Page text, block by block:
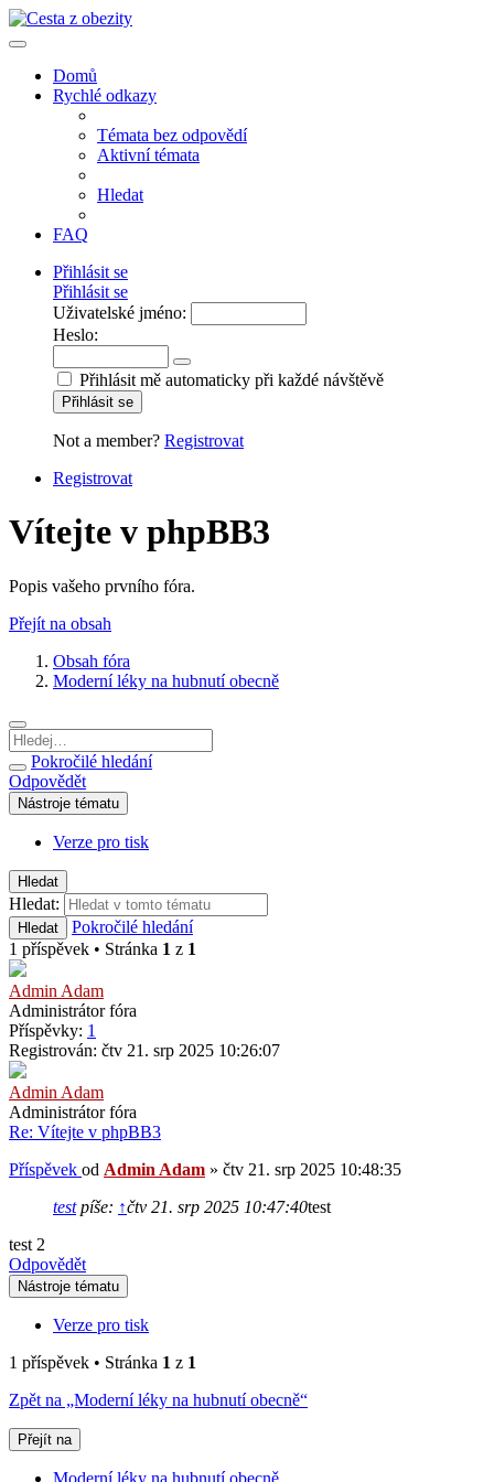
Domů
Rychlé odkazy
Témata bez odpovědí
Aktivní témata
Hledat
FAQ
Přihlásit se
Přihlásit se
Uživatelské jméno:
Heslo:
Přihlásit mě automaticky při každé návštěvě
Přihlásit se
Not a member? Registrovat
Registrovat
Vítejte v phpBB3
Popis vašeho prvního fóra.
Přejít na obsah
Obsah fóra
Moderní léky na hubnutí obecně
Pokročilé hledání
Odpovědět
Nástroje tématu
Verze pro tisk
Hledat
Hledat:
Hledat
Pokročilé hledání
1 příspěvek • Stránka 1 z 1
Admin Adam
Administrátor fóra
Příspěvky: 1
Registrován: čtv 21. srp 2025 10:26:07
Admin Adam
Administrátor fóra
Re: Vítejte v phpBB3
Příspěvek od Admin Adam » čtv 21. srp 2025 10:48:35
testpíše: ↑čtv 21. srp 2025 10:47:40test
test 2
Odpovědět
Nástroje tématu
Verze pro tisk
1 příspěvek • Stránka 1 z 1
Zpět na „Moderní léky na hubnutí obecně“
Přejít na
Moderní léky na hubnutí obecně